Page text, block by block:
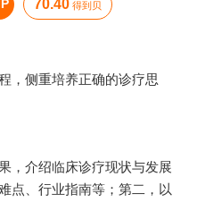
70.40 得到贝
，侧重培养正确的诊疗思
，介绍临床诊疗现状与发展
点、行业指南等；第二，以